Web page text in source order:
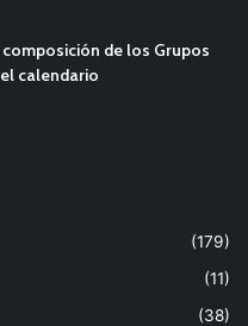
de los Grupos
calendario
(179)
(11)
(38)